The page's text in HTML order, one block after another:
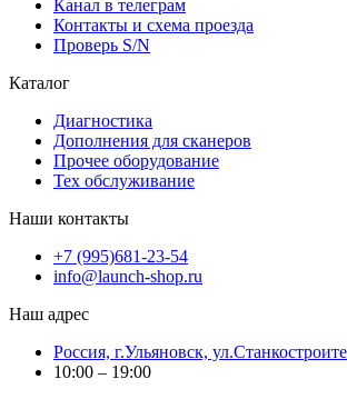
Канал в телеграм
Контакты и схема проезда
Проверь S/N
Каталог
Диагностика
Дополнения для сканеров
Прочее оборудование
Тех обслуживание
Наши контакты
+7 (995)681-23-54
info@launch-shop.ru
Наш адрес
Россия, г.Ульяновск,
10:00 – 19:00